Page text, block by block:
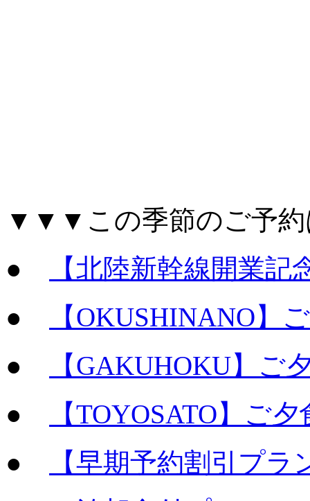
▼▼▼この季節のご予
●
【北陸新幹線開業
●
【OKUSHINANO】
●
【GAKUHOKU】ご
●
【TOYOSATO】ご
●
【早期予約割引プ